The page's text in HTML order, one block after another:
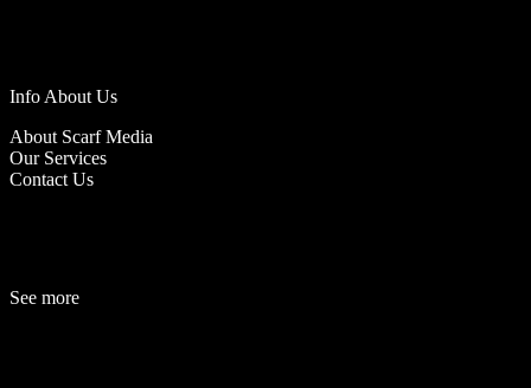
Info About Us
About Scarf Media
Our Services
Contact Us
See more